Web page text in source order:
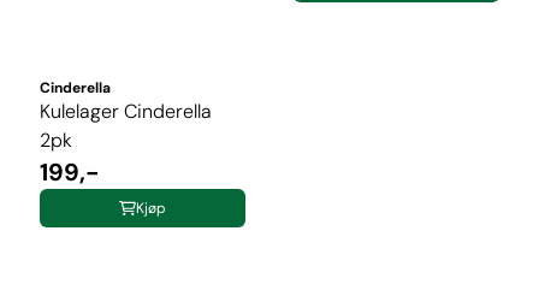
Cinderella
Kulelager Cinderella
2pk
199,-
Kjøp